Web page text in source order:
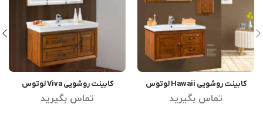
اطلاعات بیشترکابینت روشویی Hawaii لوتوس
تماس بگیرید
اطلاعات بیشتر
کابینت روشویی Viva لوتوس
تماس بگیرید